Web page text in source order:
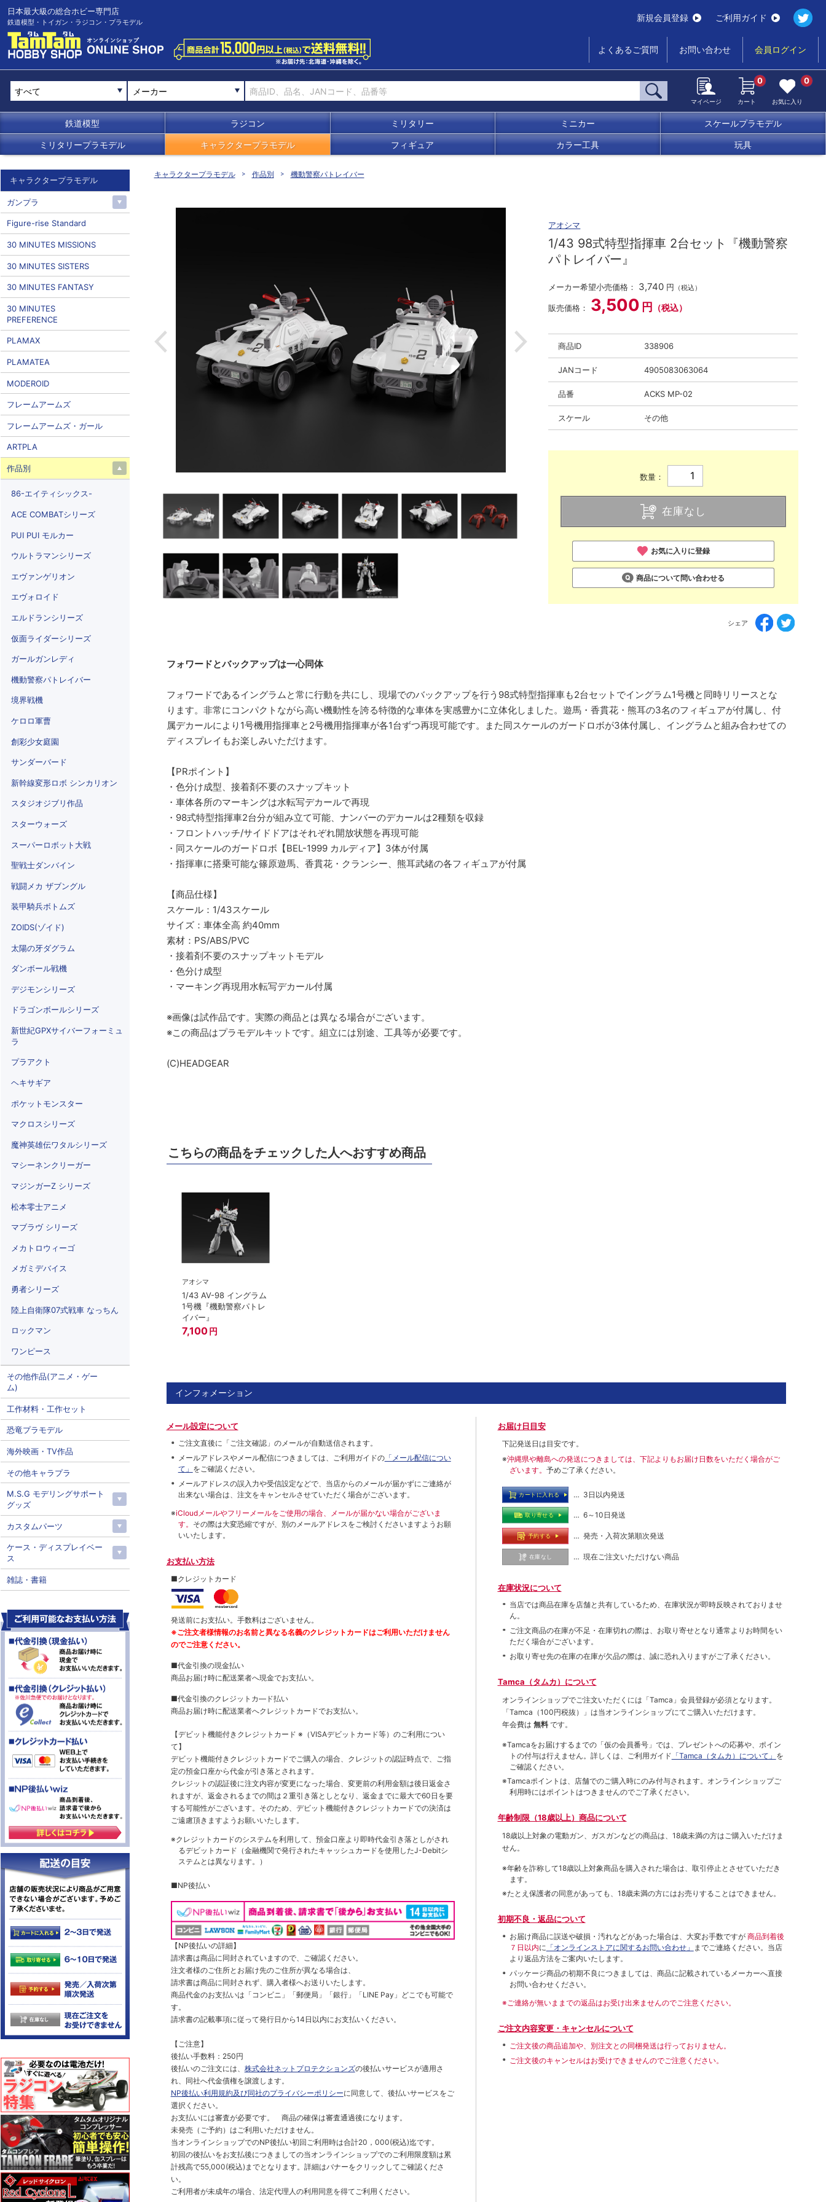
日本最大級の総合ホビー専門店
鉄道模型・トイガン・ラジコン・プラモデル 新規会員登録 ご利用ガイド
よくあるご質問 お問い合わせ 会員ログイン
メーカー
マイページ カート
0
お気に入り
0
鉄道模型 ラジコン ミリタリー ミニカー スケールプラモデル
ミリタリープラモデル キャラクタープラモデル フィギュア カラー工具 玩具
キャラクタープラモデル 作品別 機動警察パトレイバー
アオシマ
1/43 98式特型指揮車 2台セット『機動警察
パトレイバー』
メーカー希望小売価格： 3,740 円 （税込）
販売価格： 3,500 円 （税込）
商品ID 338906
JANコード 4905083063064
品番 ACKS MP-02
スケール その他
数量：
在庫なし
お気に入りに登録
商品について問い合わせる
シェア
フォワードとバックアップは一心同体
フォワードであるイングラムと常に行動を共にし、現場でのバックアップを行う98式特型指揮車も2台セットでイングラム1号機と同時リリースとな
ります。非常にコンパクトながら高い機動性を誇る特徴的な車体を実感豊かに立体化しました。遊馬・香貫花・熊耳の3名のフィギュアが付属し、付
属デカールにより1号機用指揮車と2号機用指揮車が各1台ずつ再現可能です。また同スケールのガードロボが3体付属し、イングラムと組み合わせての
ディスプレイもお楽しみいただけます。
【PRポイント】
・色分け成型、接着剤不要のスナップキット
・車体各所のマーキングは水転写デカールで再現
・98式特型指揮車2台分が組み立て可能、ナンバーのデカールは2種類を収録
・フロントハッチ/サイドドアはそれぞれ開放状態を再現可能
・同スケールのガードロボ【BEL-1999 カルディア】3体が付属
・指揮車に搭乗可能な篠原遊馬、香貫花・クランシー、熊耳武緒の各フィギュアが付属
【商品仕様】
スケール：1/43スケール
サイズ：車体全高 約40mm
素材：PS/ABS/PVC
・接着剤不要のスナップキットモデル
・色分け成型
・マーキング再現用水転写デカール付属
※画像は試作品です。実際の商品とは異なる場合がございます。
※この商品はプラモデルキットです。組立には別途、工具等が必要です。
(C)HEADGEAR
こちらの商品をチェックした人へおすすめ商品
アオシマ
1/43 AV-98 イングラム
1号機『機動警察パトレ
イバー』
7,100 円
インフォメーション
メール設定について
ご注文直後に「ご注文確認」のメールが自動送信されます。
メールアドレスやメール配信につきましては、ご利用ガイドの「メール配信につい
て」 をご確認ください。
メールアドレスの誤入力や受信設定などで、当店からのメールが届かずにご連絡が
出来ない場合は、注文をキャンセルさせていただく場合がございます。
※iCloudメールやフリーメールをご使用の場合、メールが届かない場合がございま
す。 その際は大変恐縮ですが、別のメールアドレスをご検討くださいますようお願
いいたします。
お支払い方法
■クレジットカード
発送前にお支払い。手数料はございません。
※ご注文者様情報のお名前と異なる名義のクレジットカードはご利用いただけません
のでご注意ください。
■代金引換の現金払い
商品お届け時に配送業者へ現金でお支払い。
■代金引換のクレジットカ―ド払い
商品お届け時に配送業者へクレジットカードでお支払い。
【デビット機能付きクレジットカード ※（VISAデビットカード等） のご利用につい
て】
デビット機能付きクレジットカードでご購入の場合、クレジットの認証時点で、ご指
定の預金口座から代金が引き落とされます。
クレジットの認証後に注文内容が変更になった場合、変更前の利用金額は後日返金さ
れますが、返金されるまでの間は２重引き落としとなり、返金までに最大で60日を要
する可能性がございます。そのため、デビット機能付きクレジットカードでの決済は
ご遠慮頂きますようお願いいたします。
※クレジットカードのシステムを利用して、預金口座より即時代金引き落としがされ
るデビットカード（金融機関で発行されたキャッシュカードを使用したJ-Debitシ
ステムとは異なります。）
■NP後払い
【NP後払いの詳細】
請求書は商品に同封されていますので、ご確認ください。
注文者様のご住所とお届け先のご住所が異なる場合は、
請求書は商品に同封されず、購入者様へお送りいたします。
商品代金のお支払いは「コンビニ」「郵便局」「銀行」「LINE Pay」どこでも可能で
す。
請求書の記載事項に従って発行日から14日以内にお支払いください。
【ご注意】
後払い手数料：250円
後払いのご注文には、 株式会社ネットプロテクションズの後払いサービスが適用さ
れ、同社へ代金債権を譲渡します。
NP後払い利用規約及び同社のプライバシーポリシーに同意して、後払いサービスをご
選択ください。
お支払いには審査が必要です。 商品の確保は審査通過後になります。
未発売（ご予約）はご利用いただけません。
当オンラインショップでのNP後払い初回ご利用時は合計20，000(税込)迄です。
初回の後払いをお支払後につきましての当オンラインショップでのご利用限度額は累
計残高で55,000(税込)までとなります。詳細はバナーをクリックしてご確認くださ
い。
ご利用者が未成年の場合、法定代理人の利用同意を得てご利用ください。
お届け日目安
下記発送日は目安です。
※沖縄県や離島への発送につきましては、下記よりもお届け日数をいただく場合がご
ざいます。 予めご了承ください。
カートに入れる … 3日以内発送
取り寄せる … 6～10日発送
予約する … 発売・入荷次第順次発送
在庫なし … 現在ご注文いただけない商品
在庫状況について
当店では商品在庫を店舗と共有しているため、在庫状況が即時反映されておりませ
ん。
ご注文商品の在庫が不足・在庫切れの際は、お取り寄せとなり通常よりお時間をい
ただく場合がございます。
お取り寄せ先の在庫の在庫が欠品の際は、誠に恐れ入りますがご了承ください。
Tamca（タムカ）について
オンラインショップでご注⽂いただくには「Tamca」会員登録が必須となります。
「Tamca （100円税抜）
」は当オンラインショップにてご購⼊いただけます。
年会費は 無料 です。
※Tamcaをお届けするまでの「仮の会員番号」では、プレゼントへの応募や、ポイン
トの付与は⾏えません。詳しくは、ご利⽤ガイド 「Tamca（タムカ）について」 を
ご確認ください。
※Tamcaポイントは、店舗でのご購⼊時にのみ付与されます。オンラインショップご
利用時にはポイントはつきませんのでご了承ください。
年齢制限（18歳以上）商品について
18歳以上対象の電動ガン、ガスガンなどの商品は、18歳未満の方はご購入いただけま
せん。
※年齢を詐称して18歳以上対象商品を購入された場合は、取引停止とさせていただき
ます。
※たとえ保護者の同意があっても、18歳未満の方にはお売りすることはできません。
初期不良・返品について
お届け商品に誤送や破損・汚れなどがあった場合は、大変お手数ですが 商品到着後
７日以内に 「オンラインストアに関するお問い合わせ」 までご連絡ください。当店
より返品方法をご案内いたします。
パッケージ商品の初期不良につきましては、商品に記載されているメーカーへ直接
お問い合わせください。
※ご連絡が無いままでの返品はお受け出来ませんのでご注意ください。
ご注文内容変更・キャンセルについて
ご注文後の商品追加や、別注文との同梱発送は行っておりません。
ご注文後のキャンセルはお受けできませんのでご注意ください。
キャラクタープラモデル
ガンプラ
Figure-rise Standard
30 MINUTES MISSIONS
30 MINUTES SISTERS
30 MINUTES FANTASY
30 MINUTES
PREFERENCE
PLAMAX
PLAMATEA
MODEROID
フレームアームズ
フレームアームズ・ガール
ARTPLA
作品別
86-エイティシックス-
ACE COMBATシリーズ
PUI PUI モルカー
ウルトラマンシリーズ
エヴァンゲリオン
エヴォロイド
エルドランシリーズ
仮面ライダーシリーズ
ガールガンレディ
機動警察パトレイバー
境界戦機
ケロロ軍曹
創彩少女庭園
サンダーバード
新幹線変形ロボ シンカリオン
スタジオジブリ作品
スターウォーズ
スーパーロボット大戦
聖戦士ダンバイン
戦闘メカ ザブングル
装甲騎兵ボトムズ
ZOIDS(ゾイド)
太陽の牙ダグラム
ダンボール戦機
デジモンシリーズ
ドラゴンボールシリーズ
新世紀GPXサイバーフォーミュ
ラ
プラアクト
ヘキサギア
ポケットモンスター
マクロスシリーズ
魔神英雄伝ワタルシリーズ
マシーネンクリーガー
マジンガーZ シリーズ
松本零士アニメ
マブラヴ シリーズ
メカトロウィーゴ
メガミデバイス
勇者シリーズ
陸上自衛隊07式戦車 なっちん
ロックマン
ワンピース
その他作品(アニメ・ゲー
ム)
工作材料・工作セット
恐竜プラモデル
海外映画・TV作品
その他キャラプラ
M.S.G モデリングサポート
グッズ
カスタムパーツ
ケース・ディスプレイベー
ス
雑誌・書籍